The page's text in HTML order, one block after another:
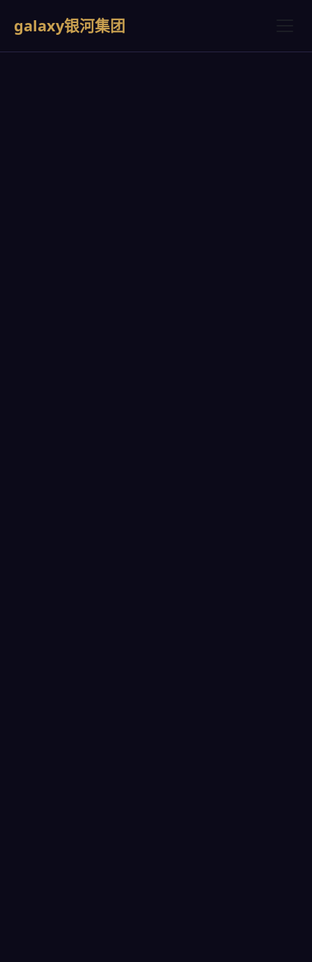
galaxy银河集团